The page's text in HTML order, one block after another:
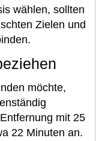
wählen, sollten
Zielen und
möchte,
mit 25
22 Minuten an.